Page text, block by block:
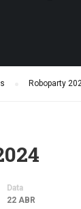
Roboparty
Data
22 ABR